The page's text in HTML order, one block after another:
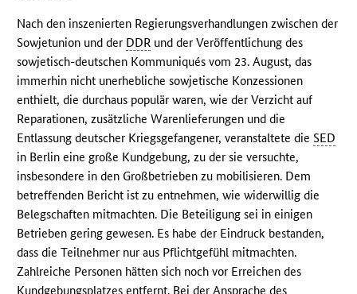
Nach den inszenierten Regierungsverhandlungen zwischen der
Sowjetunion und der DDR und der Veröffentlichung des
sowjetisch-deutschen Kommuniqués vom 23. August, das
immerhin nicht unerhebliche sowjetische Konzessionen
enthielt, die durchaus populär waren, wie der Verzicht auf
Reparationen, zusätzliche Warenlieferungen und die
Entlassung deutscher Kriegsgefangener, veranstaltete dieSED
in Berlin eine große Kundgebung, zu der sie versuchte,
insbesondere in den Großbetrieben zu mobilisieren. Dem
betreffenden Bericht ist zu entnehmen, wie widerwillig die
Belegschaften mitmachten. Die Beteiligung sei in einigen
Betrieben gering gewesen. Es habe der Eindruck bestanden,
dass die Teilnehmer nur aus Pflichtgefühl mitmachten.
Zahlreiche Personen hätten sich noch vor Erreichen des
Kundgebungsplatzes entfernt. Bei der Ansprache des